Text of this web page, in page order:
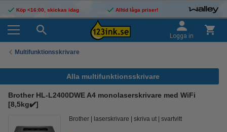
Köp <16:00, skickas idag Alltid låga priser!
Logga in
Multifunktionsskrivare
Alla multifunktionsskrivare
Brother HL-L2400DWE A4 monolaserskrivare med WiFi
[8,5kg✔️]
Brother laserskrivare skriva ut svartvitt